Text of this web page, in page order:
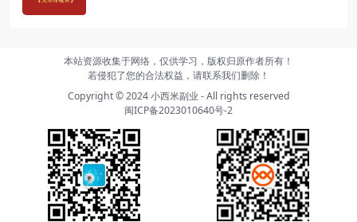
本站资源收集于网络，仅供学习，版权归原作者所有！
若侵犯了您的合法权益，请联系我们删除！
Copyright © 2024小西米副业 - All rights reserved
闽ICP备2023010640号-2